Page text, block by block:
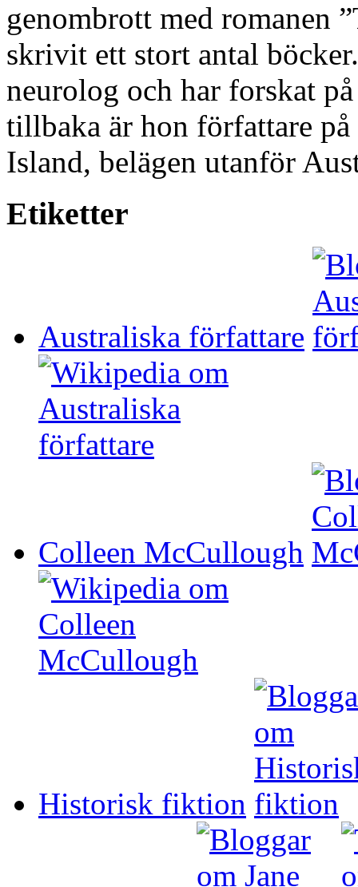
genombrott med romanen
skrivit ett stort antal
neurolog och har forskat
tillbaka är hon författare
Island, belägen utanför
Etiketter
Australiska författare
Colleen McCullough
Historisk fiktion